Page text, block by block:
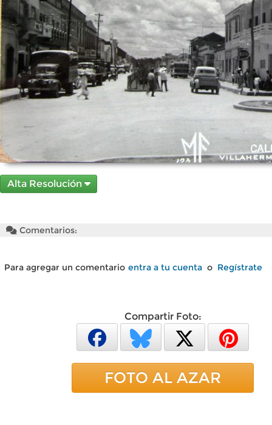
Alta Resolución
Comentarios:
Para agregar un comentario entra a tu cuenta o Regístrate
Compartir Foto:
FOTO AL AZAR